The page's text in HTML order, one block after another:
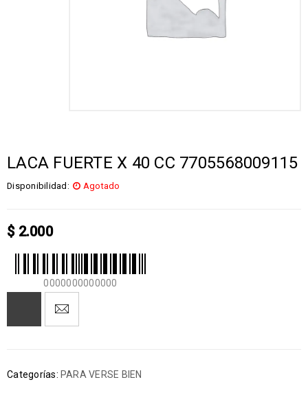
LACA FUERTE X 40 CC 7705568009115
Disponibilidad: Agotado
$2.000
0000000000000
Categorías: PARA VERSE BIEN